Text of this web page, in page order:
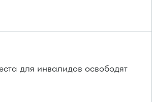
для инвалидов освободят